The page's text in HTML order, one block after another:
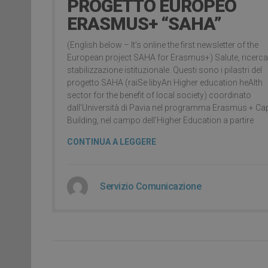
PROGETTO EUROPEO
ERASMUS+ “SAHA”
(English below – It’s online the first newsletter of the
European project SAHA for Erasmus+) Salute,
stabilizzazione istituzionale. Questi sono i pilastri del
progetto SAHA (raiSe libyAn Higher education heAlth
sector for the benefit of local society) coordinato
dall’Università di Pavia nel programma Erasmus +
Building, nel campo dell’Higher Education a partire
CONTINUA A LEGGERE
Servizio Comunicazione